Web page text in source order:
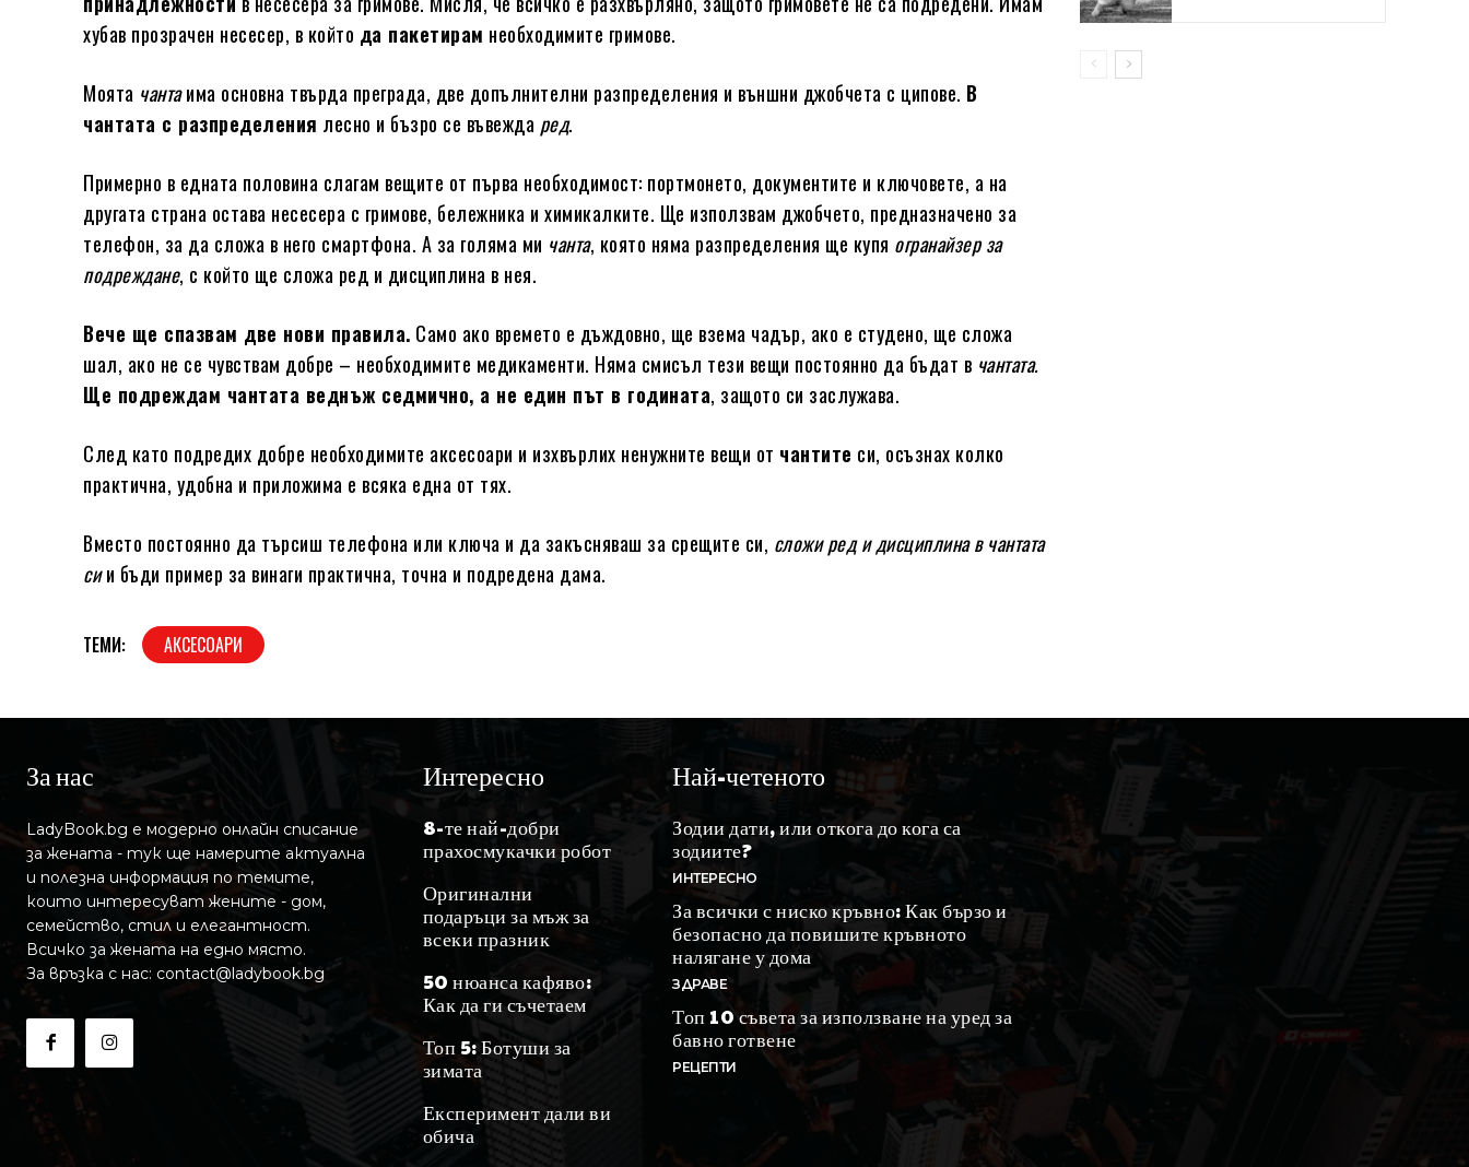
хубав прозрачен несесер, в който да пакетирам необходимите гримове.
Моята чантаима основна твърда преграда, две допълнителни разпределения и външни джобчета с ципове. В
чантата с разпределения лесно и бъзро се въвежда ред.
Примерно в едната половина слагам вещите от първа необходимост: портмонето, документите и ключовете, а на
другата страна остава несесера с гримове, бележника и химикалките. Ще използвам джобчето, предназначено за
телефон, за да сложа в него смартфона. А за голяма ми чанта, която няма разпределения ще купя огранайзер за
подреждане, с който ще сложа ред и дисциплина в нея.
Вече ще спазвам две нови правила. Само ако времето е дъждовно, ще взема чадър, ако е студено, ще сложа
шал, ако не се чувствам добре – необходимите медикаменти. Няма смисъл тези вещи постоянно да бъдат в чантата.
Ще подреждам чантата веднъж седмично, а не един път в годината, защото си заслужава.
След като подредих добре необходимите аксесоари и изхвърлих ненужните вещи от чантите си, осъзнах колко
практична, удобна и приложима е всяка една от тях.
Вместо постоянно да търсиш телефона или ключа и да закъсняваш за срещите си, сложи ред и дисциплина в чантата
сии бъди пример за винаги практична, точна и подредена дама.
ТЕМИ: АКСЕСОАРИ
За нас
LadyBook.bg е модерно онлайн списание
за жената - тук ще намерите актуална
и полезна информация по темите,
които интересуват жените - дом,
семейство, стил и елегантност.
Всичко за жената на едно място.
За връзка с нас: contact@ladybook.bg
Интересно
8-те най-добри
прахосмукачки робот
Оригинални
подаръци за мъж за
всеки празник
50 нюанса кафяво:
Как да ги съчетаем
Топ 5: Ботуши за
зимата
Експеримент дали ви
обича
Най-четеното
Зодии дати, или откога до кога са
зодиите?
ИНТЕРЕСНО
За всички с ниско кръвно: Как бързо и
безопасно да повишите кръвното
налягане у дома
ЗДРАВЕ
Топ 10 съвета за използване на уред за
бавно готвене
РЕЦЕПТИ